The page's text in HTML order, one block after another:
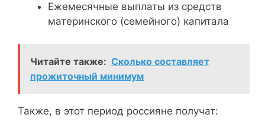
Ежемесячные выплаты из средств
материнского (семейного) капитала
Читайте также: Сколько составляет
прожиточный минимум
Также, в этот период россияне получат: